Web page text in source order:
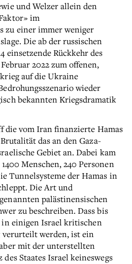
und Welzer allein den
im
zu einer immer weniger
Die ab der russischen
einsetzende Rückkehr des
2022 zum offenen,
auf die Ukraine
wieder
bekannten Kriegsdramatik
die vom Iran finanzierte Hamas
das an den Gaza-
Gebiet an. Dabei kam
Menschen, 240 Personen
Tunnelsysteme der Hamas in
Die Art und
palästinensischen
zu beschreiben. Dass bis
in einigen Israel kritischen
werden, ist ein
mit der unterstellten
Staates Israel keineswegs